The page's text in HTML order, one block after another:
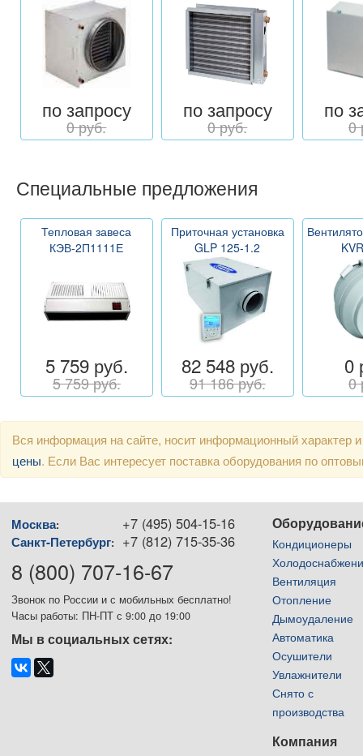
по запросу
0 руб.
по запросу
0 руб.
по
0
Специальные предложения
Тепловая завеса
КЭВ-2П1111Е
5 759 руб.
5 759 руб.
Приточная установка
GLP 125-1.2
82 548 руб.
91 186 руб.
0
0
Вся информация на сайте, носит информационный
цены. Если Вас интересует поставка оборудования по
Москва: +7 (495) 504-15-16
Санкт-Петербург: +7 (812) 715-35-36
8 (800) 707-16-67
Звонок по России и с мобильных бесплатно!
Часы работы: ПН-ПТ с 9:00 до 19:00
Мы в социальных сетях:
Кондиционеры
Вентиляция
Отопление
Дымоудаление
Автоматика
Осушители
Увлажнители
Снято с
производства
Компания